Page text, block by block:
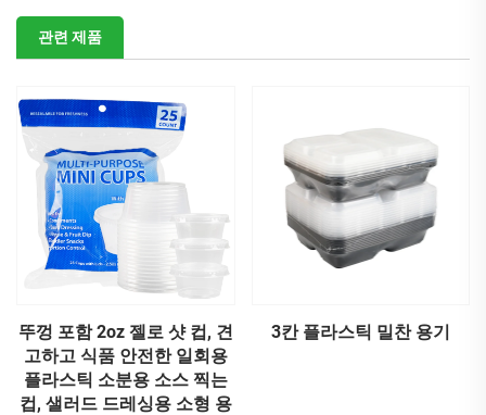
관련 제품
뚜껑 포함 2oz 젤로 샷 컵, 견
고하고 식품 안전한 일회용
플라스틱 소분용 소스 찍는
컵, 샐러드 드레싱용 소형 용
3칸 플라스틱 밀찬 용기